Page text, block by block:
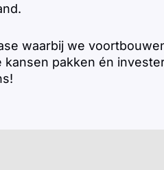
waarbij we
pakken én